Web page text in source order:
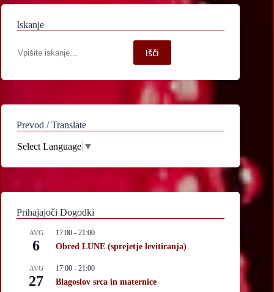
Iskanje
po
Išči
Prevod / Translate
Select Language ▼
Prihajajoči Dogodki
AVG
6
17:00 - 21:00
Obred LUNE (sprejetje levitiranja)
AVG
27
17:00 - 21:00
Blagoslov srca in maternice